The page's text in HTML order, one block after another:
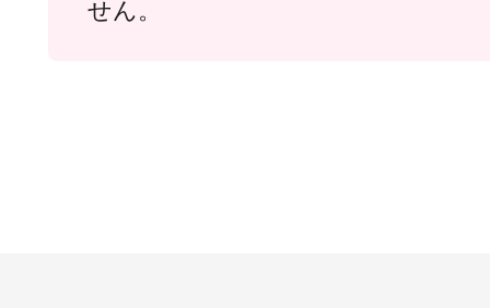
せん。